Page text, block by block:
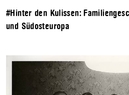
#Hinter den Kulissen:
und Südosteuropa